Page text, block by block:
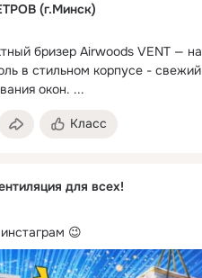
(г.Минск)
бризер Airwoods VENT —
в стильном корпусе - свежий
окон. ...
Класс
для всех!
😉